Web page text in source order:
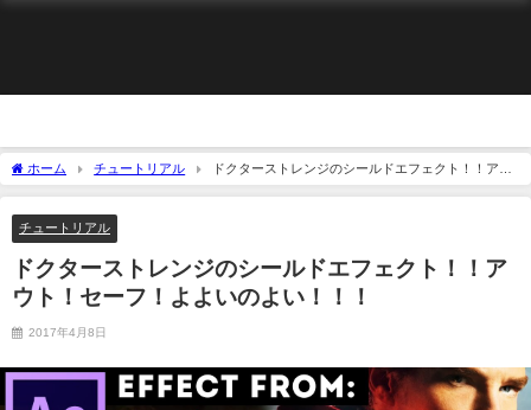
ホーム チュートリアル
ドクターストレンジのシールドエフェクト！！アウ
ト！セーフ！よよいのよい！！！
チュートリアル
ドクターストレンジのシールドエフェクト！！ア
ウト！セーフ！よよいのよい！！！
2017年4月8日